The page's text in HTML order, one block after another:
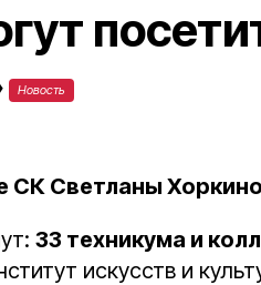
Новость
СК Светланы
33 техникума и
искусств и